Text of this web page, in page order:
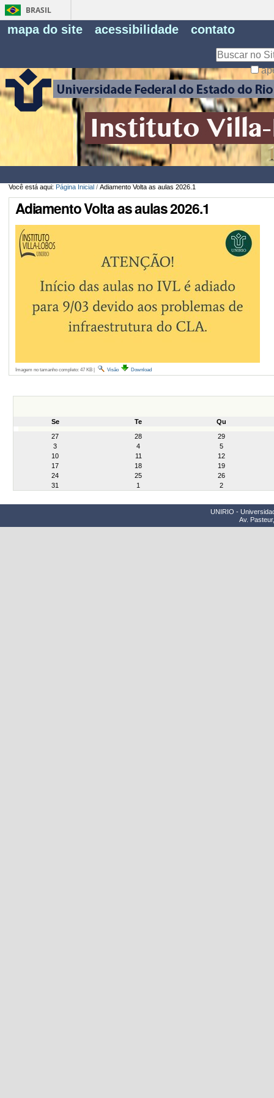
BRASIL
mapa do site acessibilidade contato
Você está aqui: Página Inicial / Adiamento Volta as aulas 2026.1
Adiamento Volta as aulas 2026.1
Imagem no tamanho completo: 47 KB| Visão Download
Se Te
Qu
27
28
29
3
4
5
10
11
12
17
18
19
24
25
26
31
1 2
UNIRIO -
Av.